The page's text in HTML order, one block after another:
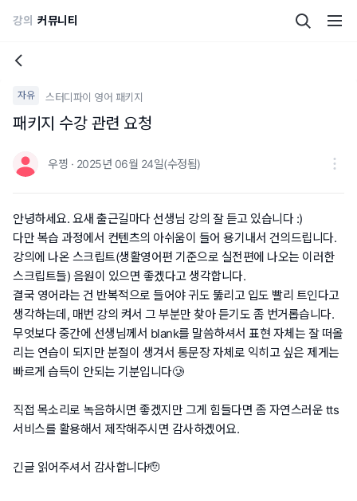
강의 커뮤니티
자유 스터디파이 영어 패키지
패키지 수강 관련 요청
우찡 · 2025년 06월 24일(수정됨)
안녕하세요. 요새 출근길마다 선생님 강의 잘 듣고 있습니다 :)
다만 복습 과정에서 컨텐츠의 아쉬움이 들어 용기내서 건의드립니다.
강의에 나온 스크립트(생활영어편 기준으로 실전편에 나오는 이러한
스크립트들) 음원이 있으면 좋겠다고 생각합니다.
결국 영어라는 건 반복적으로 들어야 귀도 뚫리고 입도 빨리 트인다고
생각하는데, 매번 강의 켜서 그 부분만 찾아 듣기도 좀 번거롭습니다.
무엇보다 중간에 선생님께서 blank를 말씀하셔서 표현 자체는 잘 떠올
리는 연습이 되지만 분절이 생겨서 통문장 자체로 익히고 싶은 제게는
빠르게 습득이 안되는 기분입니다🥲
직접 목소리로 녹음하시면 좋겠지만 그게 힘들다면 좀 자연스러운 tts
서비스를 활용해서 제작해주시면 감사하겠어요.
긴글 읽어주셔서 감사합니다🫡